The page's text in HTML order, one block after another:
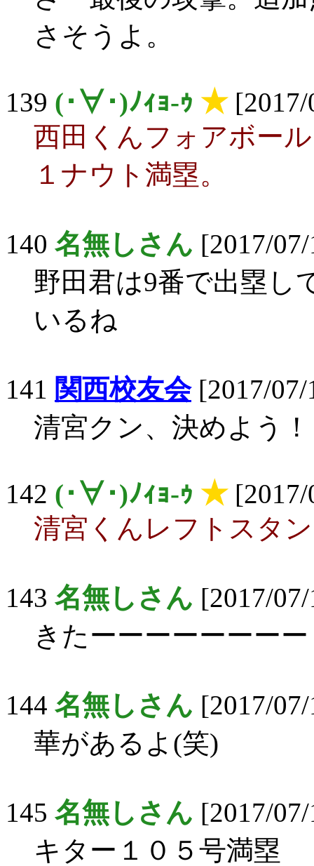
さそうよ。
139 (･∀･)ﾉｨｮ-ｩ ★[2017/
西田くんフォアボー
１ナウト満塁。
140 名無しさん [2017/
野田君は9番で出塁し
いるね
141 関西校友会[2017/07/
清宮クン、決めよう！
142 (･∀･)ﾉｨｮ-ｩ ★[2017/
清宮くんレフトスタ
143 名無しさん [2017/
きたーーーーーーーー
144 名無しさん [2017/
華があるよ(笑)
145 名無しさん [2017/
キター１０５号満塁